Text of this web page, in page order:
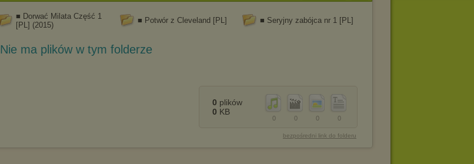
■ Dorwać Milata Część 1
[PL] (2015)
■ Potwór z Cleveland [PL] ■ Seryjny zabójca nr 1 [PL]
Nie ma plików w tym folderze
0
0
0
0
0 plików
0 KB
bezpośredni link do folderu